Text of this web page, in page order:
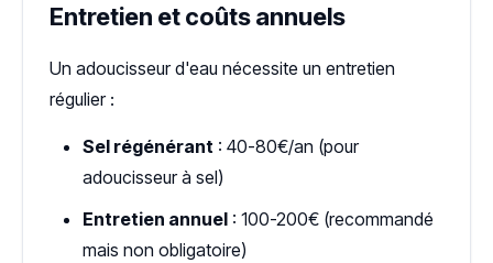
Entretien et coûts annuels
Un adoucisseur d'eau nécessite un entretien
régulier :
Sel régénérant : 40-80€/an (pour
adoucisseur à sel)
Entretien annuel : 100-200€ (recommandé
mais non obligatoire)